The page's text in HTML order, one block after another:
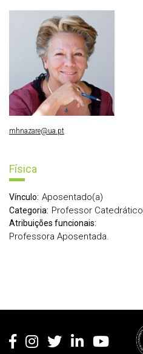
Física
Vínculo: Aposentado(a)
Categoria: Professor Catedrático
Atribuições funcionais:
Professora Aposentada.
mhnazare@ua.pt